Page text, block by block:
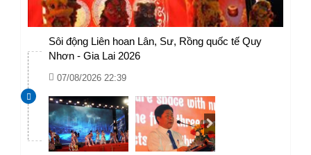
Sôi động Liên hoan Lân, Sư, Rồng quốc tế Quy
Nhơn - Gia Lai 2026
07/08/2026 22:39